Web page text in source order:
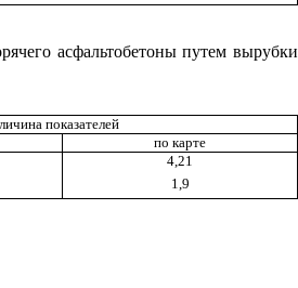
асфальтобетоны путем вырубки
показателей
по карте
4,21
1,9